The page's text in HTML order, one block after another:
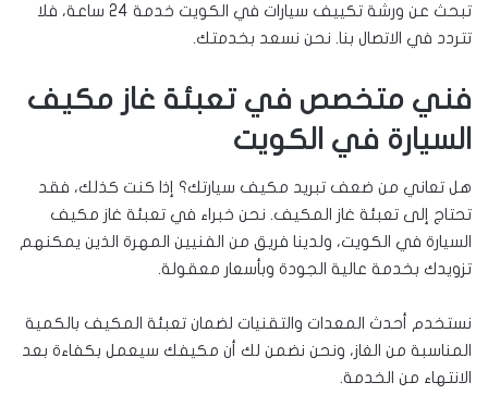
تبحث عن ورشة تكييف سيارات في الكويت خدمة 24 ساعة، فلا
تتردد في الاتصال بنا. نحن نسعد بخدمتك.
فني متخصص في تعبئة غاز مكيف
السيارة في الكويت
هل تعاني من ضعف تبريد مكيف سيارتك؟ إذا كنت كذلك، فقد
تحتاج إلى تعبئة غاز المكيف. نحن خبراء في تعبئة غاز مكيف
السيارة في الكويت، ولدينا فريق من الفنيين المهرة الذين يمكنهم
تزويدك بخدمة عالية الجودة وبأسعار معقولة.
نستخدم أحدث المعدات والتقنيات لضمان تعبئة المكيف بالكمية
المناسبة من الغاز، ونحن نضمن لك أن مكيفك سيعمل بكفاءة بعد
الانتهاء من الخدمة.